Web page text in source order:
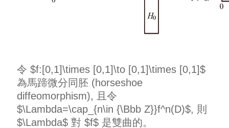
令 $f:[0,1]\times [0,1]\to [0,1]\times [0,1]$
為馬蹄微分同胚 (horseshoe
diffeomorphism), 且令
$\Lambda=\cap_{n\in {\Bbb Z}}f^n(D)$, 則
$\Lambda$ 對 $f$ 是雙曲的。